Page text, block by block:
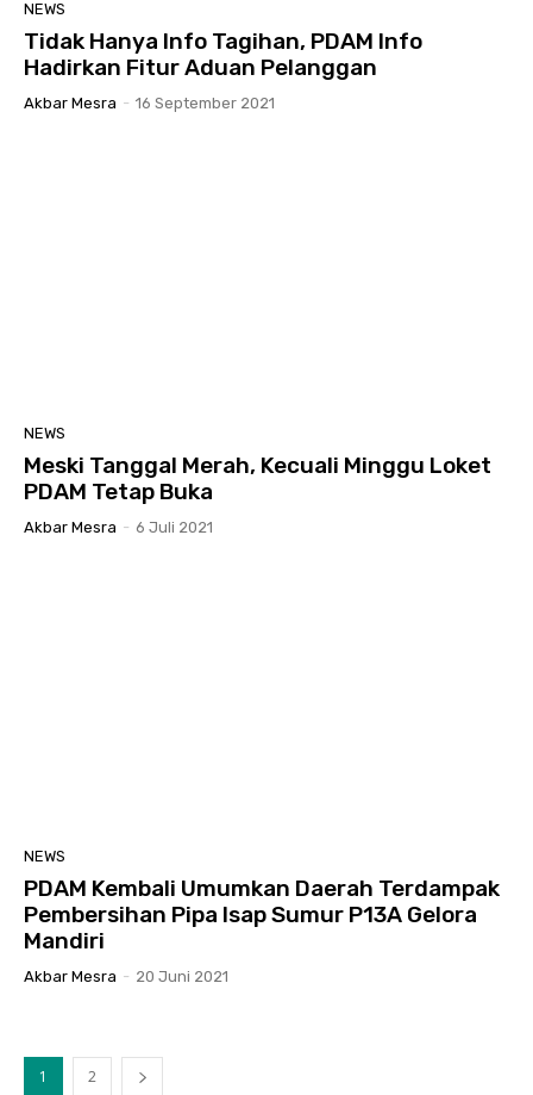
NEWS
Tidak Hanya Info Tagihan, PDAM Info
Hadirkan Fitur Aduan Pelanggan
Akbar Mesra - 16 September 2021
NEWS
Meski Tanggal Merah, Kecuali Minggu Loket
PDAM Tetap Buka
Akbar Mesra - 6 Juli 2021
NEWS
PDAM Kembali Umumkan Daerah Terdampak
Pembersihan Pipa Isap Sumur P13A Gelora
Mandiri
Akbar Mesra - 20 Juni 2021
1 2